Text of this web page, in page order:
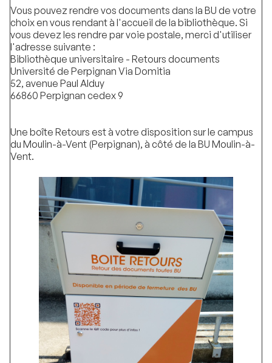
Vous pouvez rendre vos documents dans la BU de votre
choix en vous rendant à l'accueil de la bibliothèque. Si
vous devez les rendre par voie postale, merci d'utiliser
l'adresse suivante :
Bibliothèque universitaire - Retours documents
Université de Perpignan Via Domitia
52, avenue Paul Alduy
66860 Perpignan cedex 9
Une boîte Retours est à votre disposition sur le campus
du Moulin-à-Vent (Perpignan), à côté de la BU Moulin-à-
Vent.